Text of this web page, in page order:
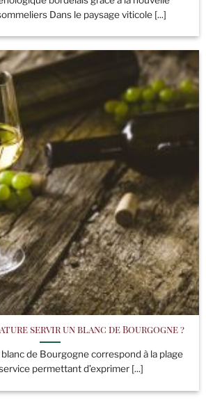
Dans le paysage viticole [...]
servir un blanc de Bourgogne ?
de Bourgogne correspond à la plage
permettant d’exprimer [...]